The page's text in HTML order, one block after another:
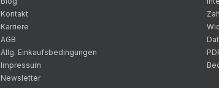
Kontakt
Karriere
AGB
Allg. Einkaufsbedingungen
Impressum
Newsletter